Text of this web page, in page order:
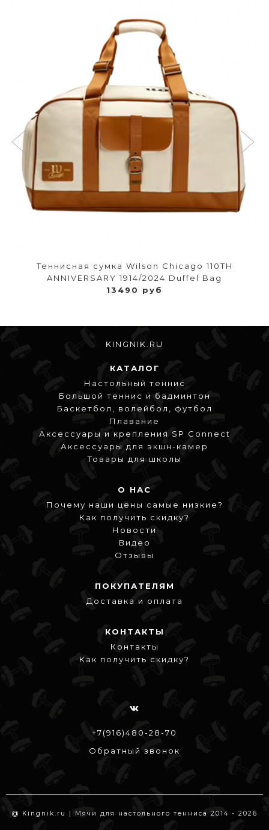
Теннисная сумка Wilson Chicago 110TH
ANNIVERSARY 1914/2024 Duffel Bag
13490 руб
KINGNIK.RU
КАТАЛОГ
Настольный теннис
Большой теннис и бадминтон
Баскетбол, волейбол, футбол
Плавание
Аксессуары и крепления SP Connect
Аксессуары для экшн-камер
Товары для школы
О НАС
Почему наши цены самые низкие?
Как получить скидку?
Новости
Видео
Отзывы
ПОКУПАТЕЛЯМ
Доставка и оплата
КОНТАКТЫ
Контакты
Как получить скидку?
+7(916)480-28-70
Обратный звонок
@ Kingnik.ru | Мячи для настольного тенниса 2014 - 2026